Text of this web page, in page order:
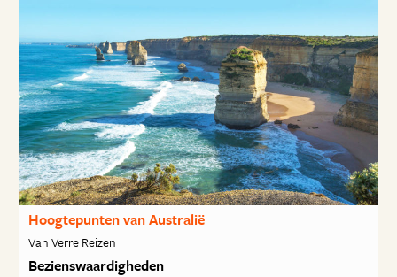
Hoogtepunten van Australië
Van Verre Reizen
Bezienswaardigheden